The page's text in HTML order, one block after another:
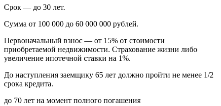
Срок — до 30 лет.
Сумма от 100 000 до 60 000 000 рублей.
Первоначальный взнос — от 15% от стоимости
приобретаемой недвижимости. Страхование жизни либо
увеличение ипотечной ставки на 1%.
До наступления заемщику 65 лет должно пройти не менее 1/2
срока кредита.
до 70 лет на момент полного погашения